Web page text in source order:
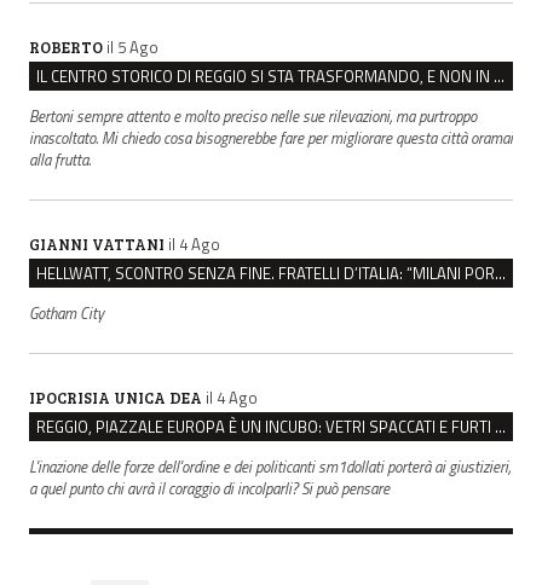
ROBERTO il 5 Ago
IL CENTRO STORICO DI REGGIO SI STA TRASFORMANDO, E NON IN MEGLIO
Bertoni sempre attento e molto preciso nelle sue rilevazioni, ma purtroppo
inascoltato. Mi chiedo cosa bisognerebbe fare per migliorare questa città oramai
alla frutta.
GIANNI VATTANI il 4 Ago
HELLWATT, SCONTRO SENZA FINE. FRATELLI D’ITALIA: “MILANI PORTA DOCUMENTI, DE FRANCO INSULTI”
Gotham City
IPOCRISIA UNICA DEA il 4 Ago
REGGIO, PIAZZALE EUROPA È UN INCUBO: VETRI SPACCATI E FURTI SULLE AUTO IN SOSTA
L'inazione delle forze dell'ordine e dei politicanti sm1dollati porterà ai giustizieri,
a quel punto chi avrà il coraggio di incolparli? Si può pensare